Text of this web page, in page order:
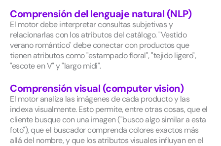
Comprensión del lenguaje natural (NLP)
El motor debe interpretar consultas subjetivas y
relacionarlas con los atributos del catálogo. "Vestido
verano romántico" debe conectar con productos que
tienen atributos como "estampado floral", "tejido ligero",
"escote en V" y "largo midi".
Comprensión visual (computer vision)
El motor analiza las imágenes de cada producto y las
indexa visualmente. Esto permite, entre otras cosas, que el
cliente busque con una imagen ("busco algo similar a esta
foto"), que el buscador comprenda colores exactos más
allá del nombre, y que los atributos visuales influyan en el